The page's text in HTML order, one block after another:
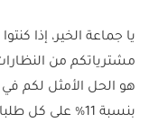
يا جماعة الخير، إذا
مشترياتكم من
هو الحل الأمثل لكم
بنسبة 11% على